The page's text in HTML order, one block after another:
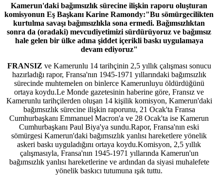
Kamerun'daki bağımsızlık sürecine ilişkin raporu oluşturan
komisyonun Eş Başkanı Karine Ramondy:"Bu sömürgecilikten
kurtulma savaşı bağımsızlıkla sona ermedi. Bağımsızlıktan
sonra da (oradaki) mevcudiyetimizi sürdürüyoruz ve bağımsız
hale gelen bir ülke adına şiddet içerikli baskı uygulamaya
devam ediyoruz"
FRANSIZ ve Kamerunlu 14 tarihçinin 2,5 yıllık çalışması sonucu
hazırladığı rapor, Fransa'nın 1945-1971 yıllarındaki bağımsızlık
sürecinde muhtemelen on binlerce Kamerunluyu öldürdüğünü
ortaya koydu.Le Monde gazetesinin haberine göre, Fransız ve
Kamerunlu tarihçilerden oluşan 14 kişilik komisyon, Kamerun'daki
bağımsızlık sürecine ilişkin raporunu, 21 Ocak'ta Fransa
Cumhurbaşkanı Emmanuel Macron'a ve 28 Ocak'ta ise Kamerun
Cumhurbaşkanı Paul Biya'ya sundu.Rapor, Fransa'nın eski
sömürgesi Kamerun'daki bağımsızlık yanlısı hareketlere yönelik
askeri baskı uyguladığını ortaya koydu.Komisyon, 2,5 yıllık
çalışmasıyla, Fransa'nın 1945-1971 yıllarında Kamerun'un
bağımsızlık yanlısı hareketlerine ve ardından da siyasi muhalefete
yönelik baskıcı tutumuna ışık tuttu.